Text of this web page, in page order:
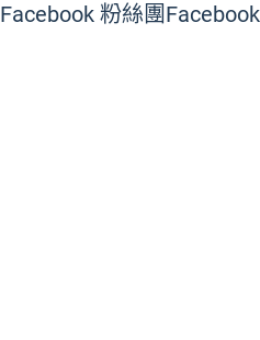
Facebook 粉絲團